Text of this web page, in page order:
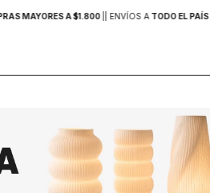
MAYORES A $1.800 | ENVÍOS A TODO EL PAÍS